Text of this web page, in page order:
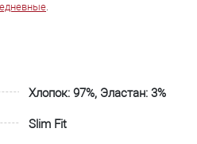
.
Хлопок: 97%, Эластан: 3%
Slim Fit